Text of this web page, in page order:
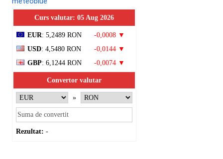
Curs valutar: 05 Aug 2026
EUR: 5,2489 RON
-0,0008 ▼
USD: 4,5480 RON
-0,0144 ▼
GBP: 6,1244 RON -0,0074 ▼
Convertor valutar
»
Rezultat: -